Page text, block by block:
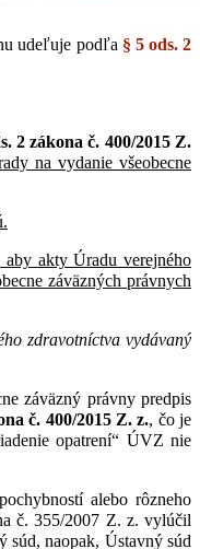
udeľuje podľa § 5 ods. 2
2 zákona č. 400/2015 Z.
na vydanie všeobecne
aby akty Úradu verejného
záväzných právnych
zdravotníctva vydávaný
záväzný právny predpis
č. 400/2015 Z. z., čo je
opatrení“ ÚVZ nie
alebo rôzneho
č. 355/2007 Z. z. vylúčil
súd, naopak, Ústavný súd